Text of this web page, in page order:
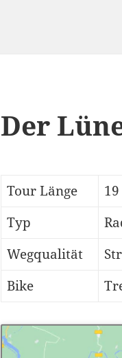
Der
Tour Länge
Typ
Wegqualität
Bike